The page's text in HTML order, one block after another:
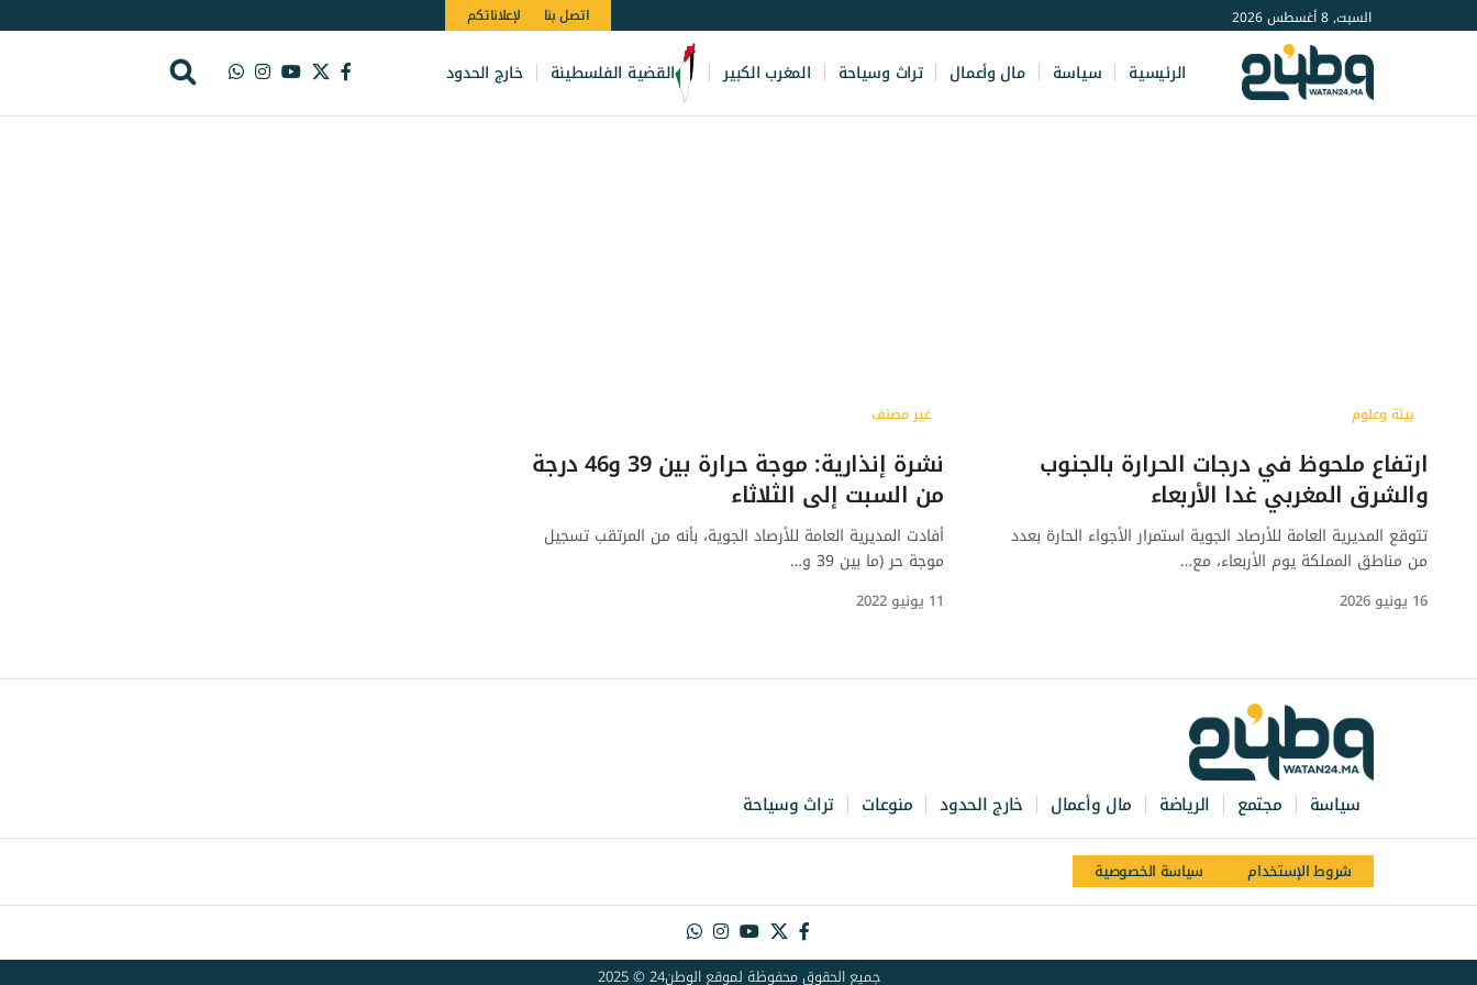
السبت, 8 أغسطس 2026 اتصل بنا لإعلاناتكم
الرئيسية سياسة مال وأعمال تراث وسياحة المغرب الكبير القضية الفلسطينة خارج الحدود
بيئة وعلوم
ارتفاع ملحوظ في درجات الحرارة بالجنوب
والشرق المغربي غدا الأربعاء
تتوقع المديرية العامة للأرصاد الجوية استمرار الأجواء الحارة بعدد
من مناطق المملكة يوم الأربعاء، مع…
16 يونيو 2026
غير مصنف
نشرة إنذارية: موجة حرارة بين 39 و46 درجة
من السبت إلى الثلاثاء
أفادت المديرية العامة للأرصاد الجوية، بأنه من المرتقب تسجيل
موجة حر (ما بين 39 و…
11 يونيو 2022
سياسة مجتمع الرياضة مال وأعمال خارج الحدود منوعات تراث وسياحة
شروط الإستخدام سياسة الخصوصية
جميع الحقوق محفوظة لموقع الوطن24 © 2025